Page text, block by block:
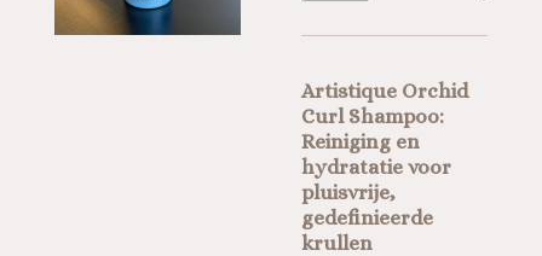
Artistique Orchid
Curl Shampoo:
Reiniging en
hydratatie voor
pluisvrije,
gedefinieerde
krullen